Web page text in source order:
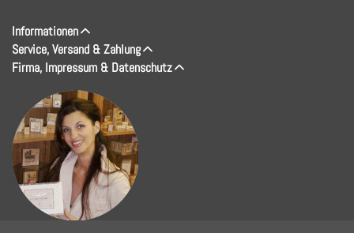
Informationen
Service, Versand & Zahlung
Firma, Impressum & Datenschutz